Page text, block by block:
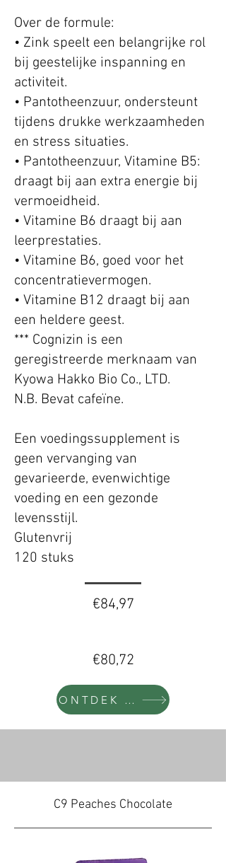
Over de formule:
• Zink speelt een belangrijke rol
bij geestelijke inspanning en
activiteit.
• Pantotheenzuur, ondersteunt
tijdens drukke werkzaamheden
en stress situaties.
• Pantotheenzuur, Vitamine B5:
draagt bij aan extra energie bij
vermoeidheid.
• Vitamine B6 draagt bij aan
leerprestaties.
• Vitamine B6, goed voor het
concentratievermogen.
• Vitamine B12 draagt bij aan
een heldere geest.
*** Cognizin is een
geregistreerde merknaam van
Kyowa Hakko Bio Co., LTD.
N.B. Bevat cafeïne.
Een voedingssupplement is
geen vervanging van
gevarieerde, evenwichtige
voeding en een gezonde
levensstijl.
Glutenvrij
120 stuks
€84,97
€80,72
ONTDEK MEER
C9 Peaches Chocolate